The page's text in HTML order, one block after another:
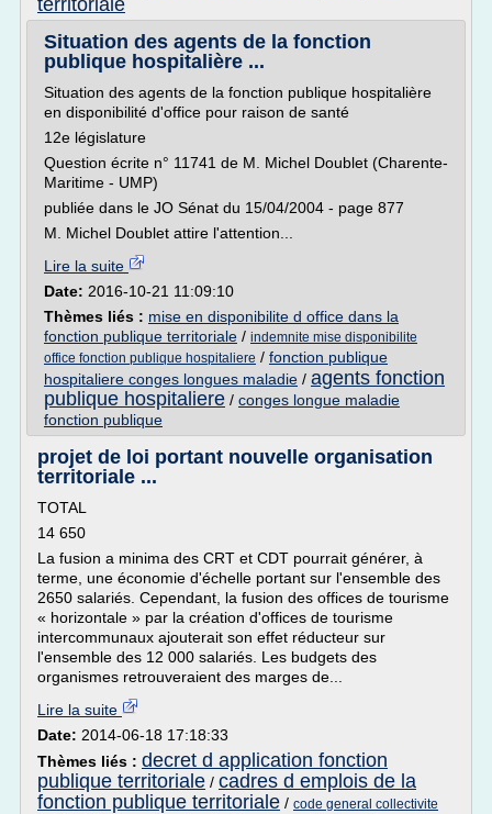
territoriale
Situation des agents de la fonction
publique hospitalière ...
Situation des agents de la fonction publique hospitalière
en disponibilité d'office pour raison de santé
12e législature
Question écrite n° 11741 de M. Michel Doublet (Charente-
Maritime - UMP)
publiée dans le JO Sénat du 15/04/2004 - page 877
M. Michel Doublet attire l'attention...
Lire la suite
Date: 2016-10-21 11:09:10
Thèmes liés : mise en disponibilite d office dans la
fonction publique territoriale / indemnite mise disponibilite
office fonction publique hospitaliere / fonction publique
hospitaliere conges longues maladie / agents fonction
publique hospitaliere / conges longue maladie
fonction publique
projet de loi portant nouvelle organisation
territoriale ...
TOTAL
14 650
La fusion a minima des CRT et CDT pourrait générer, à
terme, une économie d'échelle portant sur l'ensemble des
2650 salariés. Cependant, la fusion des offices de tourisme
« horizontale » par la création d'offices de tourisme
intercommunaux ajouterait son effet réducteur sur
l'ensemble des 12 000 salariés. Les budgets des
organismes retrouveraient des marges de...
Lire la suite
Date: 2014-06-18 17:18:33
Thèmes liés : decret d application fonction
publique territoriale / cadres d emplois de la
fonction publique territoriale / code general collectivite